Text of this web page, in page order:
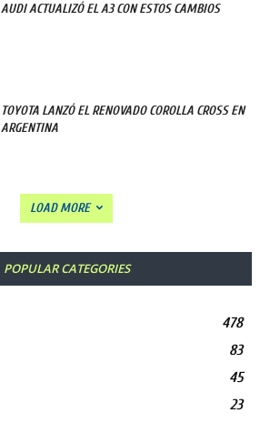
AUDI ACTUALIZÓ EL A3 CON ESTOS CAMBIOS
TOYOTA LANZÓ EL RENOVADO COROLLA CROSS EN
ARGENTINA
LOAD MORE
POPULAR CATEGORIES
478
83
45
23